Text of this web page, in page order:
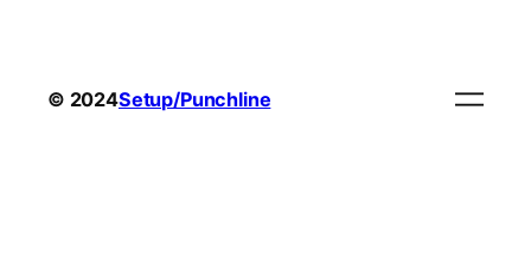
© 2024Setup/Punchline